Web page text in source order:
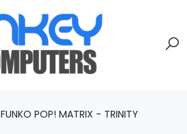
FUNKO POP! MATRIX - TRINITY